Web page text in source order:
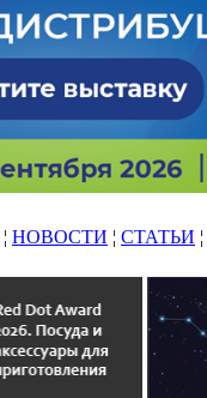
¦ НОВОСТИ ¦ СТАТЬИ ¦